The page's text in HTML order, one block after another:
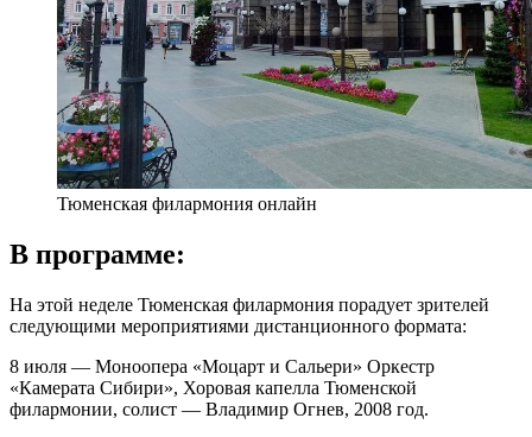
Тюменская филармония онлайн
В программе:
На этой неделе Тюменская филармония порадует зрителей
следующими мероприятиями дистанционного формата:
8 июля — Моноопера «Моцарт и Сальери» Оркестр
«Камерата Сибири», Хоровая капелла Тюменской
филармонии, солист — Владимир Огнев, 2008 год.